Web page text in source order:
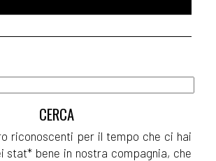
riconoscenti per il tempo che ci hai
stat* bene in nostra compagnia, che